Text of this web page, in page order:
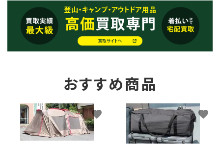
おすすめ商品
favorite favorite